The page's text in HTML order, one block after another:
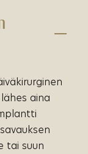
aina
tai suun